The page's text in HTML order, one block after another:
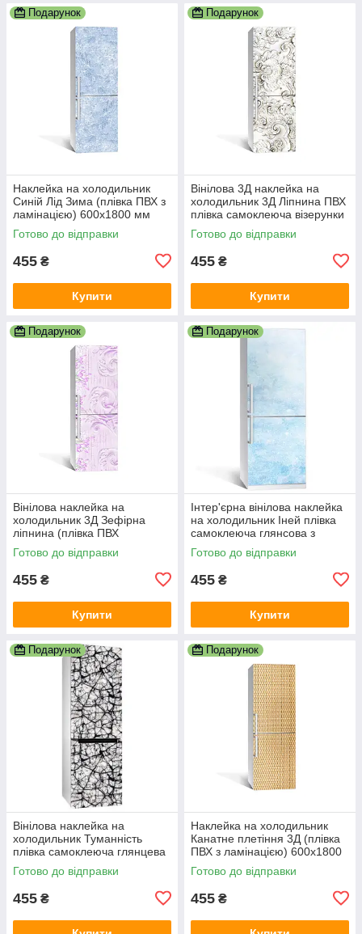
Подарунок
Наклейка на холодильник
Синій Лід Зима (плівка ПВХ з
ламінацією) 600х1800 мм
Текстури Блакитний
Готово до відправки
455 ₴
Купити
Подарунок
Вінілова 3Д наклейка на
холодильник 3Д Ліпнина ПВХ
плівка самоклеюча візерунки
орнамент Текстури Сірий
Готово до відправки
455 ₴
Купити
Подарунок
Вінілова наклейка на
холодильник 3Д Зефірна
ліпнина (плівка ПВХ
фотодрук) 600х1800 мм
Текстури Фіолетовий
Готово до відправки
455 ₴
Купити
Подарунок
Інтер'єрна вінілова наклейка
на холодильник Іней плівка
самоклеюча глянсова з
ламінацією 600х1800 мм
Готово до відправки
455 ₴
Купити
Подарунок
Вінілова наклейка на
холодильник Туманність
плівка самоклеюча глянцева
з ламінацією 600х1800 мм
Готово до відправки
455 ₴
Подарунок
Наклейка на холодильник
Канатне плетіння 3Д (плівка
ПВХ з ламінацією) 600х1800
мм Текстури Бежевий
Готово до відправки
455 ₴